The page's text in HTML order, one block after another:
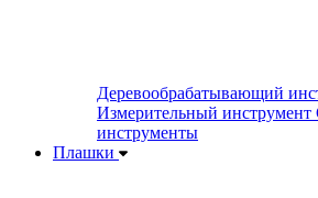
Деревообрабатывающий
Измерительный инструмент
инструменты
Плашки